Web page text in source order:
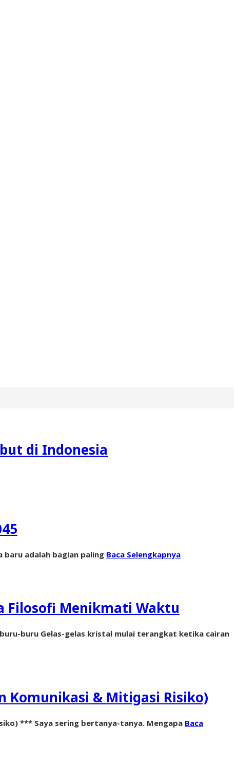
di Indonesia
baru adalah bagian paling Baca Selengkapnya
Filosofi Menikmati Waktu
buru Gelas-gelas kristal mulai terangkat ketika cairan
Komunikasi & Mitigasi Risiko)
*** Saya sering bertanya-tanya. Mengapa Baca